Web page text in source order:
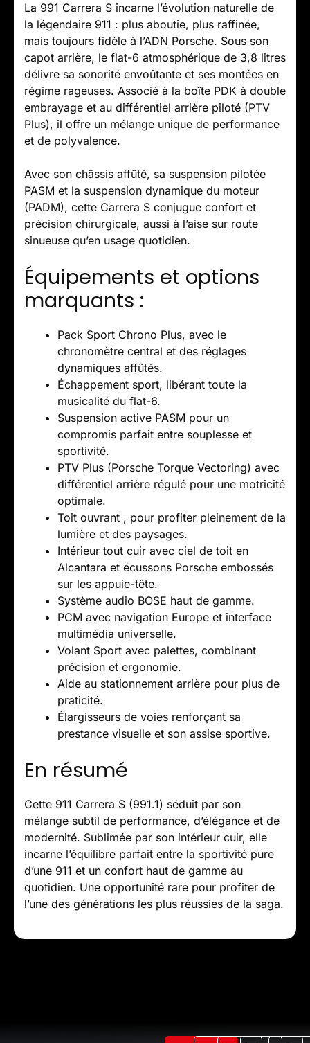
La 991 Carrera S incarne l’évolution naturelle de
la légendaire 911 : plus aboutie, plus raffinée,
mais toujours fidèle à l’ADN Porsche. Sous son
capot arrière, le flat-6 atmosphérique de 3,8 litres
délivre sa sonorité envoûtante et ses montées en
régime rageuses. Associé à la boîte PDK à double
embrayage et au différentiel arrière piloté (PTV
Plus), il offre un mélange unique de performance
et de polyvalence.
Avec son châssis affûté, sa suspension pilotée
PASM et la suspension dynamique du moteur
(PADM), cette Carrera S conjugue confort et
précision chirurgicale, aussi à l’aise sur route
sinueuse qu’en usage quotidien.
Équipements et options
marquants :
Pack Sport Chrono Plus, avec le
chronomètre central et des réglages
dynamiques affûtés.
Échappement sport, libérant toute la
musicalité du flat-6.
Suspension active PASM pour un
compromis parfait entre souplesse et
sportivité.
PTV Plus (Porsche Torque Vectoring) avec
différentiel arrière régulé pour une motricité
optimale.
Toit ouvrant , pour profiter pleinement de la
lumière et des paysages.
Intérieur tout cuir avec ciel de toit en
Alcantara et écussons Porsche embossés
sur les appuie-tête.
Système audio BOSE haut de gamme.
PCM avec navigation Europe et interface
multimédia universelle.
Volant Sport avec palettes, combinant
précision et ergonomie.
Aide au stationnement arrière pour plus de
praticité.
Élargisseurs de voies renforçant sa
prestance visuelle et son assise sportive.
En résumé
Cette 911 Carrera S (991.1) séduit par son
mélange subtil de performance, d’élégance et de
modernité. Sublimée par son intérieur cuir, elle
incarne l’équilibre parfait entre la sportivité pure
d’une 911 et un confort haut de gamme au
quotidien. Une opportunité rare pour profiter de
l’une des générations les plus réussies de la saga.